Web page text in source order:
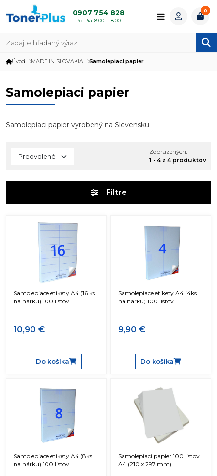
0907 754 828
Po-Pia: 8:00 - 18:00
0
Úvod MADE IN SLOVAKIA Samolepiaci papier
Samolepiaci papier
Samolepiaci papier vyrobený na Slovensku
Zobrazených:
1 - 4 z 4 produktov
Filtre
Samolepiace etikety A4 (16 ks
na hárku) 100 listov
10,90 €
Do košíka
Samolepiace etikety A4 (4ks
na hárku) 100 listov
9,90 €
Do košíka
Samolepiace etikety A4 (8ks
na hárku) 100 listov
Samolepiaci papier 100 listov
A4 (210 x 297 mm)